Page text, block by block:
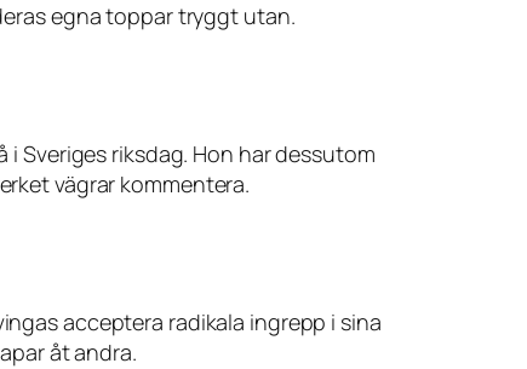
egna toppar tryggt utan.
Sveriges riksdag. Hon har dessutom
vägrar kommentera.
acceptera radikala ingrepp i sina
åt andra.